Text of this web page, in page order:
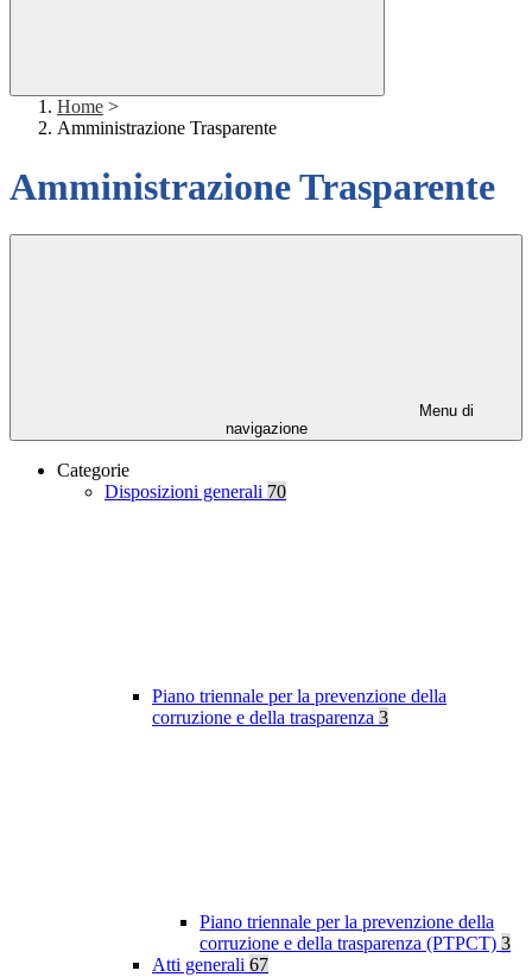
Home >
Amministrazione Trasparente
Amministrazione Trasparente
Menu di
navigazione
Categorie
Disposizioni generali 70
Piano triennale per la prevenzione della
corruzione e della trasparenza 3
Piano triennale per la prevenzione della
corruzione e della trasparenza (PTPCT) 3
Atti generali 67